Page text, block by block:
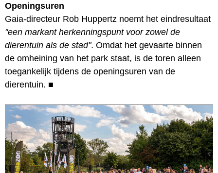
Openingsuren
Gaia-directeur Rob Huppertz noemt het eindresultaat
"een markant herkenningspunt voor zowel de
dierentuin als de stad". Omdat het gevaarte binnen
de omheining van het park staat, is de toren alleen
toegankelijk tijdens de openingsuren van de
dierentuin. ■